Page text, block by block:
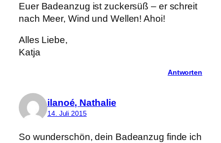
Euer Badeanzug ist zuckersüß – er schreit
nach Meer, Wind und Wellen! Ahoi!
Alles Liebe,
Katja
Antworten
ilanoé, Nathalie
14. Juli 2015
So wunderschön, dein Badeanzug finde ich